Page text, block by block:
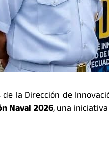
la Dirección de
Naval 2026, una